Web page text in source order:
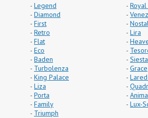
Legend
Diamond
First
Retro
Lira
Flat
Eco
Baden
Siesta
Turbolenza
Grace
King Palace
Liza
Porta
Anima
Family
Lux-
Triumph